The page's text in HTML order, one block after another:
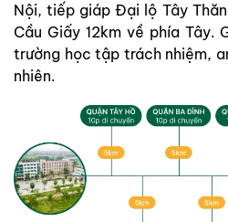
Nội, tiếp giáp Đại lộ Tây
Cầu Giấy 12km về phía Tây.
trường học tập trách nhiệm,
nhiên.